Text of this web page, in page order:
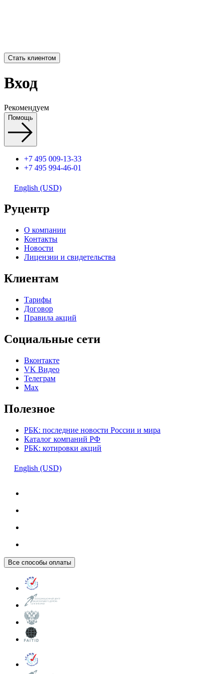
Стать клиентом
Вход
Рекомендуем
Помощь
+7 495 009-13-33
+7 495 994-46-01
English (USD)
Руцентр
О компании
Контакты
Новости
Лицензии и свидетельства
Клиентам
Тарифы
Договор
Правила акций
Социальные сети
Вконтакте
VK Видео
Телеграм
Max
Полезное
РБК: последние новости России и мира
Каталог компаний РФ
РБК: котировки акций
English (USD)
Все способы оплаты